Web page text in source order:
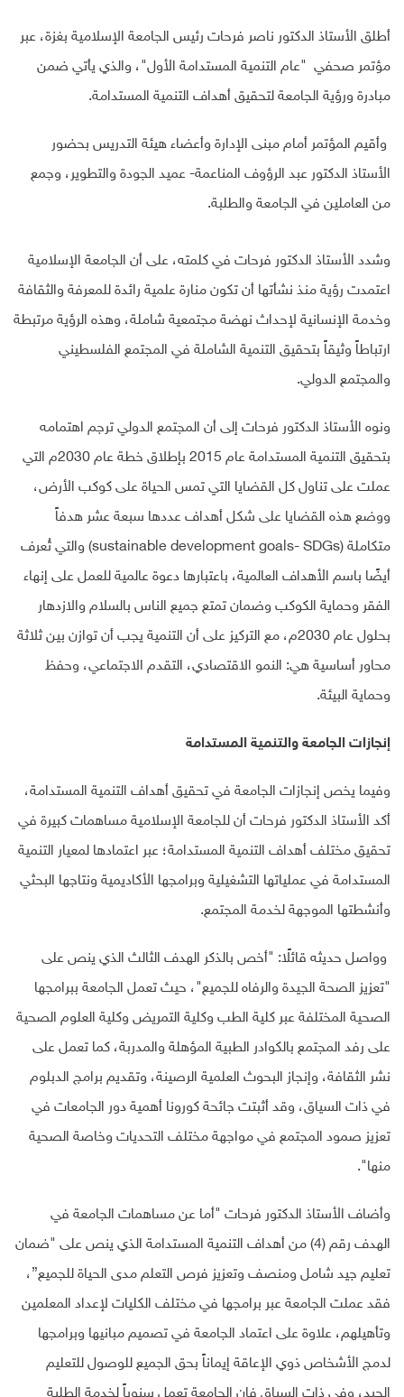
أطلق الأستاذ الدكتور ناصر فرحات رئيس الجامعة الإسلامية بغزة، عبر
مؤتمر صحفي "عام التنمية المستدامة الأول"، والذي يأتي ضمن
مبادرة ورؤية الجامعة لتحقيق أهداف التنمية المستدامة.
وأقيم المؤتمر أمام مبنى الإدارة وأعضاء هيئة التدريس بحضور
الأستاذ الدكتور عبد الرؤوف المناعمة- عميد الجودة والتطوير، وجمع
من العاملين في الجامعة والطلبة.
وشدد الأستاذ الدكتور فرحات في كلمته، على أن الجامعة الإسلامية
اعتمدت رؤية منذ نشأتها أن تكون منارة علمية رائدة للمعرفة والثقافة
وخدمة الإنسانية لإحداث نهضة مجتمعية شاملة، وهذه الرؤية مرتبطة
ارتباطاً وثيقاً بتحقيق التنمية الشاملة في المجتمع الفلسطيني
والمجتمع الدولي.
ونوه الأستاذ الدكتور فرحات إلى أن المجتمع الدولي ترجم اهتمامه
بتحقيق التنمية المستدامة عام 2015 بإطلاق خطة عام 2030م التي
عملت على تناول كل القضايا التي تمس الحياة على كوكب الأرض،
ووضع هذه القضايا على شكل أهداف عددها سبعة عشر هدفاً
متكاملة (sustainable development goals- SDGs) والتي تُعرف
أيضًا باسم الأهداف العالمية، باعتبارها دعوة عالمية للعمل على إنهاء
الفقر وحماية الكوكب وضمان تمتع جميع الناس بالسلام والازدهار
بحلول عام 2030م، مع التركيز على أن التنمية يجب أن توازن بين ثلاثة
محاور أساسية هي: النمو الاقتصادي، التقدم الاجتماعي، وحفظ
وحماية البيئة.
إنجازات الجامعة والتنمية المستدامة
وفيما يخص إنجازات الجامعة في تحقيق أهداف التنمية المستدامة،
أكد الأستاذ الدكتور فرحات أن للجامعة الإسلامية مساهمات كبيرة في
تحقيق مختلف أهداف التنمية المستدامة؛ عبر اعتمادها لمعيار التنمية
المستدامة في عملياتها التشغيلية وبرامجها الأكاديمية ونتاجها البحثي
وأنشطتها الموجهة لخدمة المجتمع.
وواصل حديثه قائلًا: "أخص بالذكر الهدف الثالث الذي ينص على
"تعزيز الصحة الجيدة والرفاه للجميع"، حيث تعمل الجامعة ببرامجها
الصحية المختلفة عبر كلية الطب وكلية التمريض وكلية العلوم الصحية
على رفد المجتمع بالكوادر الطبية المؤهلة والمدربة، كما تعمل على
نشر الثقافة، وإنجاز البحوث العلمية الرصينة، وتقديم برامج الدبلوم
في ذات السياق، وقد أثبتت جائحة كورونا أهمية دور الجامعات في
تعزيز صمود المجتمع في مواجهة مختلف التحديات وخاصة الصحية
منها".
وأضاف الأستاذ الدكتور فرحات "أما عن مساهمات الجامعة في
الهدف رقم (4) من أهداف التنمية المستدامة الذي ينص على "ضمان
تعليم جيد شامل ومنصف وتعزيز فرص التعلم مدى الحياة للجميع”،
فقد عملت الجامعة عبر برامجها في مختلف الكليات لإعداد المعلمين
وتأهيلهم، علاوة على اعتماد الجامعة في تصميم مبانيها وبرامجها
لدمج الأشخاص ذوي الإعاقة إيماناً بحق الجميع للوصول للتعليم